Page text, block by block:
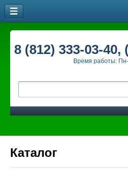
8 (812) 333-03-40,
Время работы:
Каталог